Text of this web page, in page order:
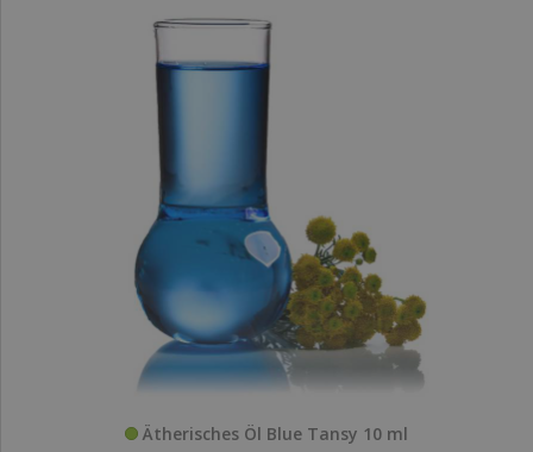
Ätherisches Öl Blue Tansy 10 ml